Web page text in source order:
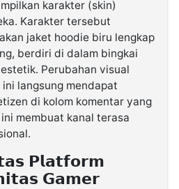
karakter (skin)
Karakter tersebut
jaket hoodie biru lengkap
berdiri di dalam bingkai
Perubahan visual
langsung mendapat
di kolom komentar yang
membuat kanal terasa
𝗣𝗹𝗮𝘁𝗳𝗼𝗿𝗺
𝗚𝗮𝗺𝗲𝗿